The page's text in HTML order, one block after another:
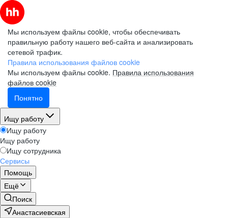
Мы используем файлы cookie, чтобы обеспечивать
правильную работу нашего веб-сайта и анализировать
сетевой трафик.
Правила использования файлов cookie
Мы используем файлы cookie. Правила использования
файлов cookie
Понятно
Ищу работу
Ищу работу
Ищу работу
Ищу сотрудника
Сервисы
Помощь
Ещё
Поиск
Анастасиевская